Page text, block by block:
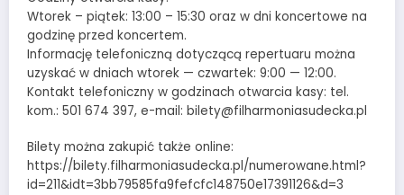
Wtorek – piątek: 13:00 – 15:30 oraz w dni koncertowe na
godzinę przed koncertem.
Informację telefoniczną dotyczącą repertuaru można
uzyskać w dniach wtorek — czwartek: 9:00 — 12:00.
Kontakt telefoniczny w godzinach otwarcia kasy: tel.
kom.: 501 674 397, e-mail: bilety@filharmoniasudecka.pl
Bilety można zakupić także online:
https://bilety.filharmoniasudecka.pl/numerowane.html?
id=211&idt=3bb79585fa9fefcfc148750e17391126&d=3